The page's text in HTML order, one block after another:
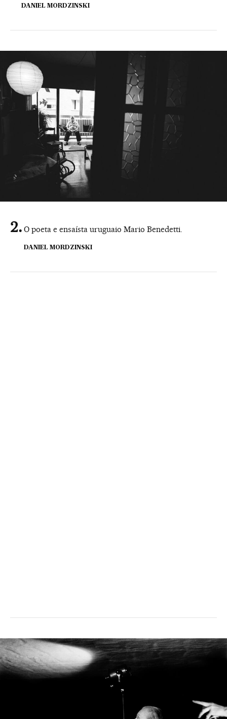
DANIEL MORDZINSKI
O poeta e ensaísta uruguaio Mario Benedetti.
DANIEL MORDZINSKI